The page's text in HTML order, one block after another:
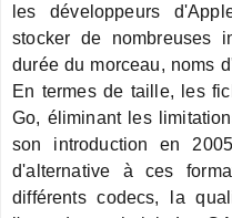
les développeurs
stocker de nombreuses
durée du morceau, noms
En termes de taille, les
Go, éliminant les
son introduction en
d'alternative à ces
différents codecs, la